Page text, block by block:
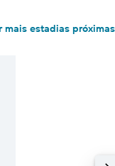
mais estadias próximas